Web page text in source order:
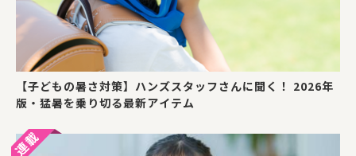
【子どもの暑さ対策】ハンズスタッフさんに聞く！ 2026年
版・猛暑を乗り切る最新アイテム